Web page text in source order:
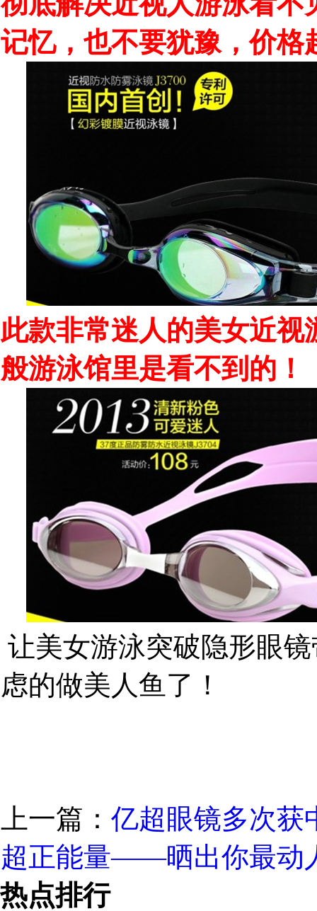
记忆，也不要犹豫，价格
此款非常迷人的美女近
般游泳馆里是看不到的！
让美女游泳突破隐形眼
虑的做美人鱼了！
上一篇： 亿超眼镜多次获
超正能量——晒出你最动
热点排行